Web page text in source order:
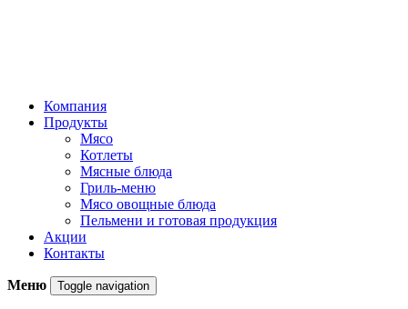
Компания
Продукты
Мясо
Котлеты
Мясные блюда
Гриль-меню
Мясо овощные блюда
Пельмени и готовая продукция
Акции
Контакты
Меню Toggle navigation